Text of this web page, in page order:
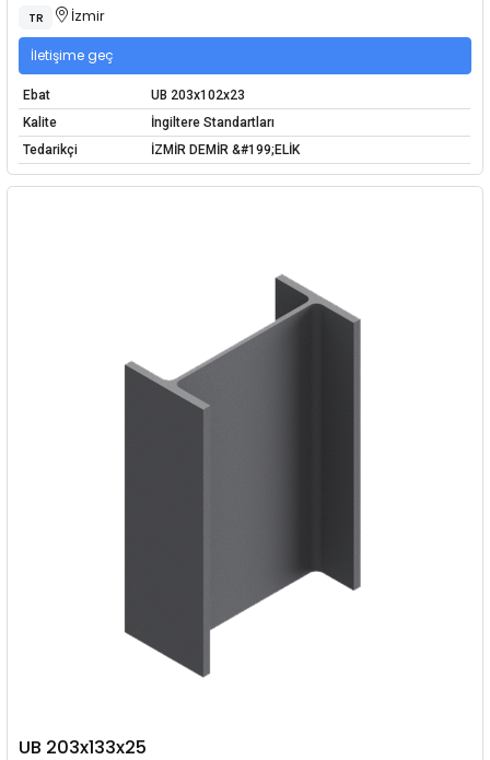
TR İzmir
İletişime geç
Ebat
UB 203x102x23
Kalite
İngiltere Standartları
Tedarikçi
İZMİR DEMİR &#199;ELİK
UB 203x133x25